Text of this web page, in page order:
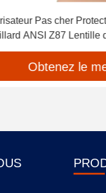
Pas cher
ANSI Z87 Lentille
Obtenez le